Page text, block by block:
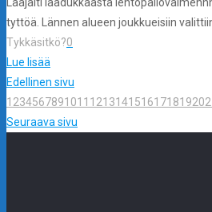
Laajalti laadukkaasta
tyttöä. Lännen alueen joukkueisiin
Tykkäsitkö?0
Lue lisää
Edellinen sivu
1 234567891011 121314151617181920
Seuraava sivu